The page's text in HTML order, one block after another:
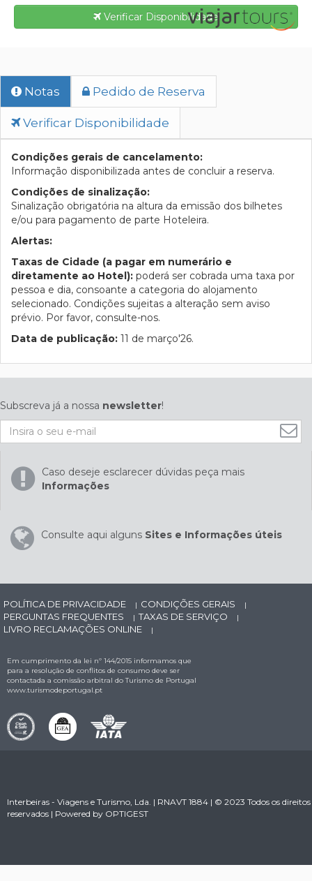
Verificar Disponibilidade
Notas Pedido de Reserva
Verificar Disponibilidade
Condições gerais de cancelamento:
Informação disponibilizada antes de concluir a reserva.
Condições de sinalização:
Sinalização obrigatória na altura da emissão dos bilhetes
e/ou para pagamento de parte Hoteleira.
Alertas:
Taxas de Cidade (a pagar em numerário e
diretamente ao Hotel): poderá ser cobrada uma taxa por
pessoa e dia, consoante a categoria do alojamento
selecionado. Condições sujeitas a alteração sem aviso
prévio. Por favor, consulte-nos.
Data de publicação: 11 de março'26.
Subscreva já a nossa newsletter!
Caso deseje esclarecer dúvidas peça mais
Informações
Consulte aqui alguns Sites e Informações úteis
POLÍTICA DE PRIVACIDADE | CONDIÇÕES GERAIS |
PERGUNTAS FREQUENTES | TAXAS DE SERVIÇO |
LIVRO RECLAMAÇÕES ONLINE |
Em cumprimento da lei nº 144/2015 informamos que
para a resolução de conflitos de consumo deve ser
contactada a comissão arbitral do Turismo de Portugal
www.turismodeportugal.pt
Interbeiras - Viagens e Turismo, Lda. | RNAVT 1884 | © 2023 Todos os direitos
reservados | Powered by OPTIGEST